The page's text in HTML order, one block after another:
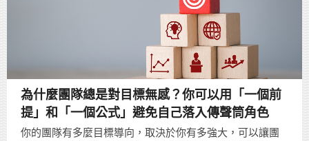
為什麼團隊總是對目標無感？你可以用「一個前
提」和「一個公式」避免自己落入傳聲筒角色
你的團隊有多麼目標導向，取決於你有多強大，可以讓團